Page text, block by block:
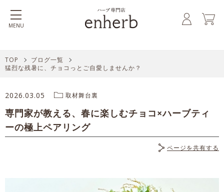
MENU
TOP
ブログ一覧
猛烈な残暑に、チョコっとご自愛しませんか？
2026.03.05 取材舞台裏
専門家が教える、春に楽しむチョコ×ハーブティ
ーの極上ペアリング
ページを共有する